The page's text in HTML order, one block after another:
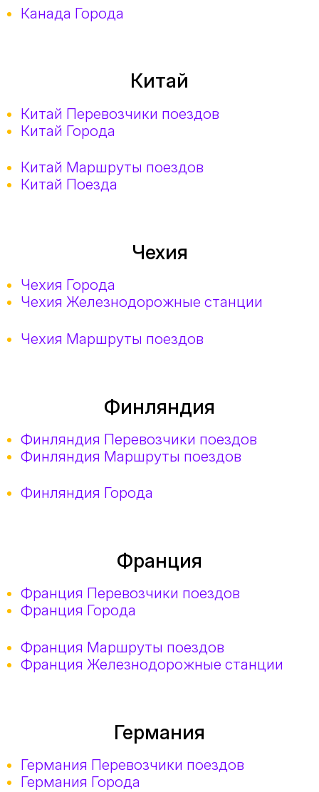
Канада Города
Китай
Китай Перевозчики поездов
Китай Города
Китай Маршруты поездов
Китай Поезда
Чехия
Чехия Города
Чехия Железнодорожные станции
Чехия Маршруты поездов
Финляндия
Финляндия Перевозчики поездов
Финляндия Маршруты поездов
Финляндия Города
Франция
Франция Перевозчики поездов
Франция Города
Франция Маршруты поездов
Франция Железнодорожные станции
Германия
Германия Перевозчики поездов
Германия Города